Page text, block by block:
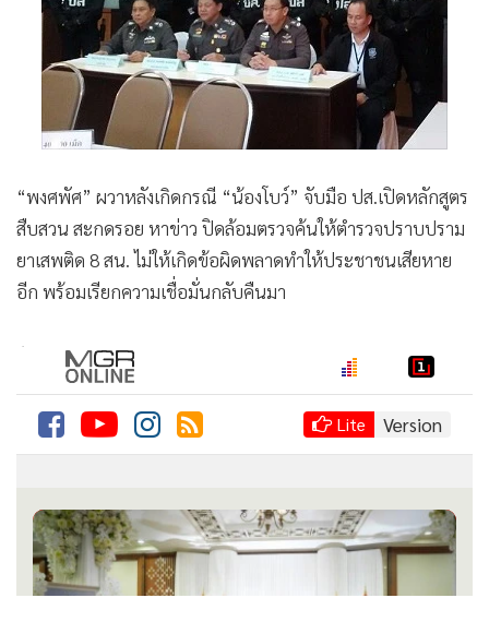
Green Innovation & SD
Management & HR
MGR Live
Infographic
การเมือง
• ท่องเที่ยว
• กีฬา
• ต่างประเทศ
• Special Scoop
• ชุมชน-คุณภาพชีวิต
อาชญากรรม
• Motoring
วิทยาศาสตร์
SMEs
• หุ้น
“พงศพัศ” ผวาหลังเกิดกรณี “น้องโบว์” จับมือ ปส.เปิดหลักสูตร
สืบสวน สะกดรอย หาข่าว ปิดล้อมตรวจค้นให้ตำรวจปราบปราม
ยาเสพติด 8 สน. ไม่ให้เกิดข้อผิดพลาดทำให้ประชาชนเสียหาย
อีก พร้อมเรียกความเชื่อมั่นกลับคืนมา